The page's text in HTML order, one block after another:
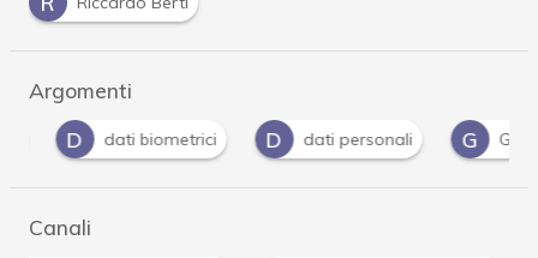
Argomenti
D
dati biometrici D dati personali G
Canali